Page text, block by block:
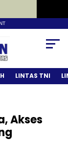
LINTAS TNI
Akses